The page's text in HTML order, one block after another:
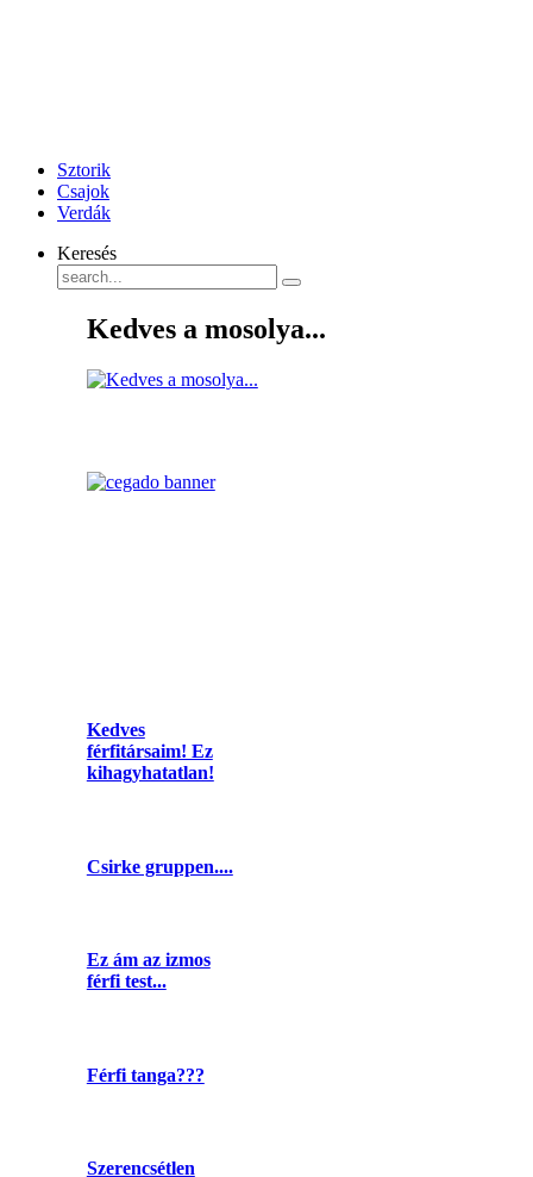
Sztorik
Csajok
Verdák
Keresés
Kedves a mosolya...
Kedves
férfitársaim! Ez
kihagyhatatlan!
Csirke gruppen....
Ez ám az izmos
férfi test...
Férfi tanga???
Szerencsétlen